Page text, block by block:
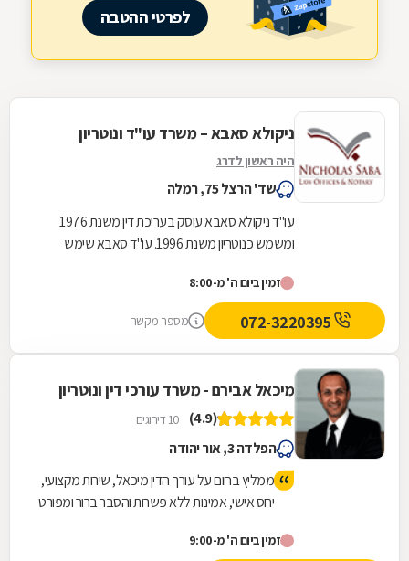
לפרטי ההטבה
ניקולא סאבא – משרד עו"ד ונוטריון
היה ראשון לדרג
שד' הרצל 75, רמלה
עו"ד ניקולא סאבא עוסק בעריכת דין משנת 1976
ומשמש כנוטריון משנת 1996. עו"ד סאבא שימש
במשך 4...
זמין ביום ה' מ-8:00
מספר מקשר
מיכאל אבירם - משרד עורכי דין ונוטריון
(4.9) 10 דירוגים
הפלדה 3, אור יהודה
ממליץ בחום על עורך הדין מיכאל, שירות מקצועי,
יחס אישי, אמינות ללא פשרות והסבר ברור ומפורט
זמין ביום ה' מ-9:00